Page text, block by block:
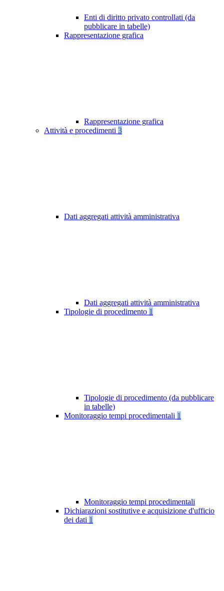
Enti di diritto privato controllati (da
pubblicare in tabelle)
Rappresentazione grafica
Rappresentazione grafica
Attività e procedimenti 3
Dati aggregati attività amministrativa
Dati aggregati attività amministrativa
Tipologie di procedimento 1
Tipologie di procedimento (da pubblicare
in tabelle)
Monitoraggio tempi procedimentali 1
Monitoraggio tempi procedimentali
Dichiarazioni sostitutive e acquisizione d'ufficio
dei dati 1